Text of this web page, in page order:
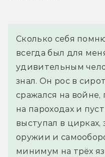
Сколько себя
всегда был для
удивительным
знал. Он рос в
сражался на
на пароходах и
выступал в цирках,
оружии и
минимум на трёх